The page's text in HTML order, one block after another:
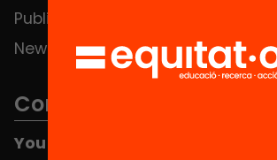
Publications and videos
News
Contact
You can find us at the Social HUB